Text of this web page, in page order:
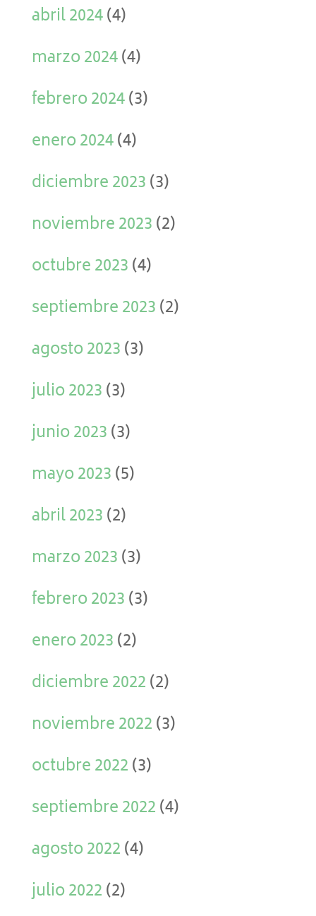
abril 2024(4)
marzo 2024(4)
febrero 2024(3)
enero 2024(4)
diciembre 2023(3)
noviembre 2023(2)
octubre 2023(4)
septiembre 2023(2)
agosto 2023(3)
julio 2023(3)
junio 2023(3)
mayo 2023(5)
abril 2023(2)
marzo 2023(3)
febrero 2023(3)
enero 2023(2)
diciembre 2022(2)
noviembre 2022(3)
octubre 2022(3)
septiembre 2022(4)
agosto 2022(4)
julio 2022(2)